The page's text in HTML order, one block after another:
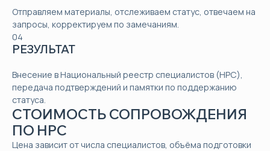
Отправляем материалы, отслеживаем статус, отвечаем на
запросы, корректируем по замечаниям.
04
РЕЗУЛЬТАТ
Внесение в Национальный реестр специалистов (НРС),
передача подтверждений и памятки по поддержанию
статуса.
СТОИМОСТЬ СОПРОВОЖДЕНИЯ
ПО НРС
Цена зависит от числа специалистов, объёма подготовки